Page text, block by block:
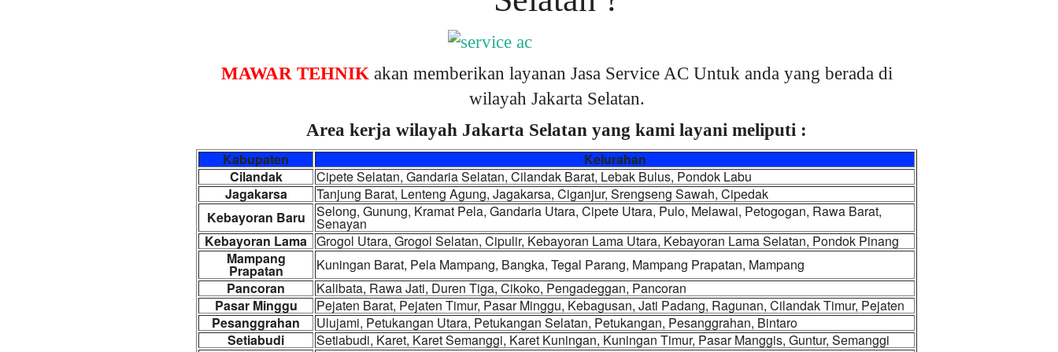
MAWAR TEHNIKakan memberikan layanan Jasa Service AC Untuk anda yang berada di
wilayah Jakarta Selatan.
Area kerja wilayah Jakarta Selatan yang kami layani meliputi :
Kabupaten
Kelurahan
Cilandak
Cipete Selatan, Gandaria Selatan, Cilandak Barat, Lebak Bulus, Pondok Labu
Jagakarsa
Tanjung Barat, Lenteng Agung, Jagakarsa, Ciganjur, Srengseng Sawah, Cipedak
Kebayoran Baru
Selong, Gunung, Kramat Pela, Gandaria Utara, Cipete Utara, Pulo, Melawai, Petogogan, Rawa Barat,
Senayan
Kebayoran Lama Grogol Utara, Grogol Selatan, Cipulir, Kebayoran Lama Utara, Kebayoran Lama Selatan, Pondok Pinang
Mampang
Prapatan
Kuningan Barat, Pela Mampang, Bangka, Tegal Parang, Mampang Prapatan, Mampang
Pancoran
Kalibata, Rawa Jati, Duren Tiga, Cikoko, Pengadeggan, Pancoran
Pasar Minggu
Pejaten Barat, Pejaten Timur, Pasar Minggu, Kebagusan, Jati Padang, Ragunan, Cilandak Timur, Pejaten
Pesanggrahan
Ulujami, Petukangan Utara, Petukangan Selatan, Petukangan, Pesanggrahan, Bintaro
Setiabudi
Setiabudi, Karet, Karet Semanggi, Karet Kuningan, Kuningan Timur, Pasar Manggis, Guntur, Semanggi